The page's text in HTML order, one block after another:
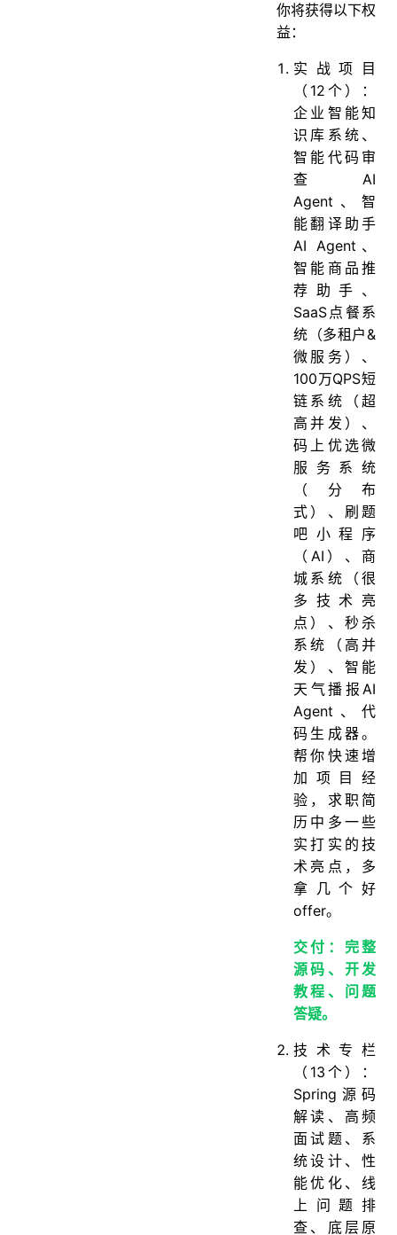
你将获得以下权
益：
实战项目
（12个）：
企业智能知
识库系统、
智能代码审
查AI
Agent、智
能翻译助手
AI Agent、
智能商品推
荐助手、
SaaS点餐系
统（多租户&
微服务）、
100万QPS短
链系统（超
高并发）、
码上优选微
服务系统
（分布
式）、刷题
吧小程序
（AI）、商
城系统（很
多技术亮
点）、秒杀
系统（高并
发）、智能
天气播报AI
Agent、代
码生成器。
帮你快速增
加项目经
验，求职简
历中多一些
实打实的技
术亮点，多
拿几个好
offer。
交付：完整
源码、开发
教程、问题
答疑。
技术专栏
（13个）：
Spring源码
解读、高频
面试题、系
统设计、性
能优化、线
上问题排
查、底层原